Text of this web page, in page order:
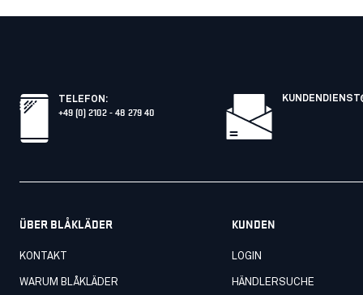
TELEFON :
+49 (0) 2102 - 48 279 40
ÜBER BLÅKLÄDER
KONTAKT
WARUM BLÅKLÄDER
KUNDEN
LOGIN
HÄNDLERSUCHE